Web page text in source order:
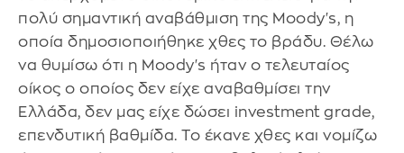
πολύ σημαντική αναβάθμιση της Moody's, η
οποία δημοσιοποιήθηκε χθες το βράδυ. Θέλω
να θυμίσω ότι η Moody's ήταν ο τελευταίος
οίκος ο οποίος δεν είχε αναβαθμίσει την
Ελλάδα, δεν μας είχε δώσει investment grade,
επενδυτική βαθμίδα. Το έκανε χθες και νομίζω